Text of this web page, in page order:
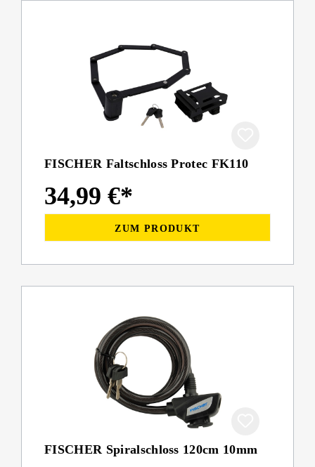
FISCHER Faltschloss Protec FK110
34,99 €*
ZUM PRODUKT
FISCHER Spiralschloss 120cm 10mm